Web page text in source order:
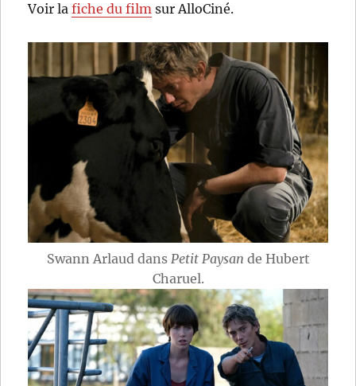
Voir lafiche du film sur AlloCiné.
Swann Arlaud dans Petit Paysan de Hubert
Charuel.